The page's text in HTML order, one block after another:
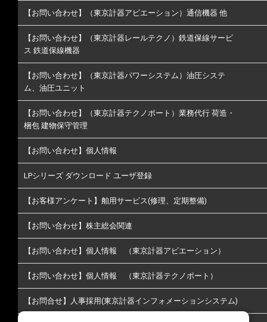
【お問い合わせ】（東京計器アビエーション）通信機器 他
【お問い合わせ】（東京計器レールテクノ）鉄道保線サービ
ス 鉄道保線機器
【お問い合わせ】（東京計器パワーシステム）油圧システ
ム、油圧ユニット
【お問い合わせ】（東京計器テクノポート）業務代行 荷造・
梱包 建物保守管理
【お問い合わせ】個人情報
LPシリーズ ダウンロード ユーザ登録
【お客様アンケート】舶用サービス(修理、定期整備)
【お問い合わせ】株主総会関連
【お問い合わせ】個人情報 （東京計器アビエーション）
【お問い合わせ】個人情報 （東京計器テクノポート）
【お問合せ】人事採用(東京計器インフォメーションシステム)